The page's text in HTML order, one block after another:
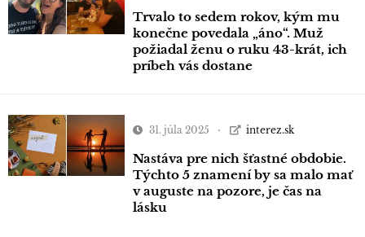
Trvalo to sedem rokov, kým mu
konečne povedala „áno“. Muž
požiadal ženu o ruku 43-krát, ich
príbeh vás dostane
31. júla 2025 interez.sk
Nastáva pre nich šťastné obdobie.
Týchto 5 znamení by sa malo mať
v auguste na pozore, je čas na
lásku